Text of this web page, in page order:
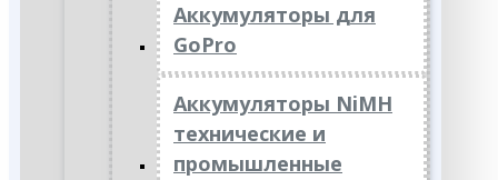
Аккумуляторы для
GoPro
Аккумуляторы NiMH
технические и
промышленные